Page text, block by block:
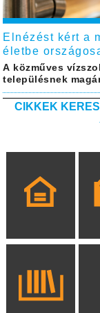
Elnézést kért a
életbe
A közműves
településnek
CIKKEK